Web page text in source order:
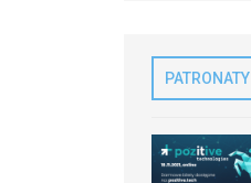
PATRONATY